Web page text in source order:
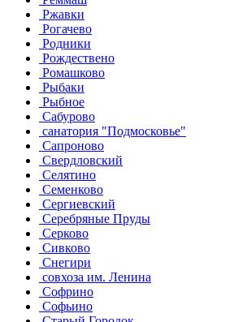
Ржавки
Рогачево
Родники
Рождествено
Ромашково
Рыбаки
Рыбное
Сабурово
санатория "Подмосковье"
Сапроново
Свердловский
Селятино
Семенково
Сергиевский
Серебряные Пруды
Серково
Сивково
Снегири
совхоза им. Ленина
Софрино
Софьино